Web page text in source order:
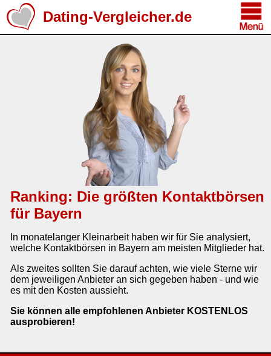
Dating-Vergleicher.de
Ranking: Die größten Kontaktbörsen
für Bayern
In monatelanger Kleinarbeit haben wir für Sie analysiert,
welche Kontaktbörsen in Bayern am meisten Mitglieder hat.
Als zweites sollten Sie darauf achten, wie viele Sterne wir
dem jeweiligen Anbieter an sich gegeben haben - und wie
es mit den Kosten aussieht.
Sie können alle empfohlenen Anbieter KOSTENLOS
ausprobieren!